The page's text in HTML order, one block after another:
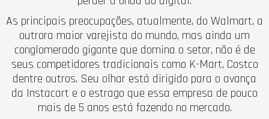
As principais preocupações, atualmente, do Walmart, a
outrora maior varejista do mundo, mas ainda um
conglomerado gigante que domina o setor, não é de
seus competidores tradicionais como K-Mart, Costco
dentre outros. Seu olhar está dirigido para o avança
da Instacart e o estrago que essa empresa de pouco
mais de 5 anos está fazendo no mercado.